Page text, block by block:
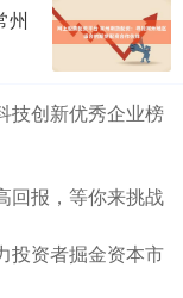
州
技创新优秀企业榜
回报，等你来挑战
投资者掘金资本市